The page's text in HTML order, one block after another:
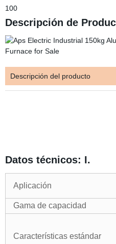
100
Descripción de
Descripción del producto
Datos técnicos: I.
Aplicación
Gama de capacidad
Características estándar